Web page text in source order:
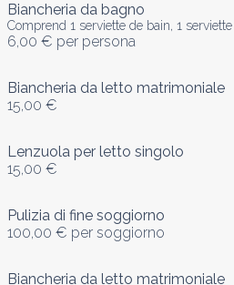
Biancheria da bagno
Comprend 1 serviette de bain, 1
6,00 € per persona
Biancheria da letto matrimoniale
15,00 €
Lenzuola per letto singolo
15,00 €
Pulizia di fine soggiorno
100,00 € per soggiorno
Biancheria da letto matrimoniale